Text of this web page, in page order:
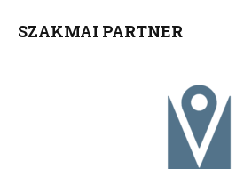
SZAKMAI PARTNER